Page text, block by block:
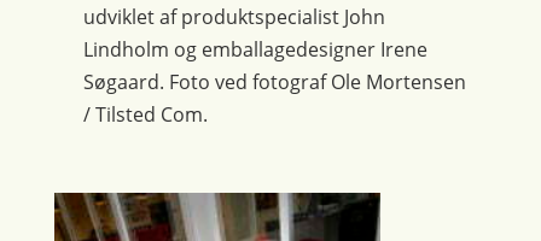
udviklet af produktspecialist John
Lindholm og emballagedesigner Irene
Søgaard. Foto ved fotograf Ole Mortensen
/ Tilsted Com.